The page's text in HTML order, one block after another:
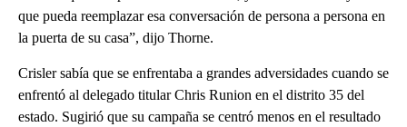
que pueda reemplazar esa conversación de persona a persona en
la puerta de su casa”, dijo Thorne.
Crisler sabía que se enfrentaba a grandes adversidades cuando se
enfrentó al delegado titular Chris Runion en el distrito 35 del
estado. Sugirió que su campaña se centró menos en el resultado